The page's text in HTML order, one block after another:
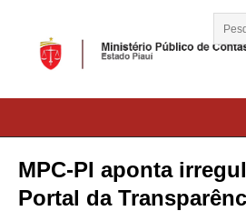
MPC-PI aponta
Portal da